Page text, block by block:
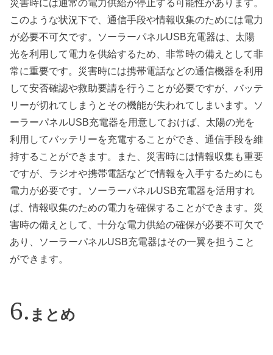
災害時には通常の電力供給が停止する可能性があります。
このような状況下で、通信手段や情報収集のためには電力
が必要不可欠です。ソーラーパネルUSB充電器は、太陽
光を利用して電力を供給するため、非常時の備えとして非
常に重要です。災害時には携帯電話などの通信機器を利用
して安否確認や救助要請を行うことが必要ですが、バッテ
リーが切れてしまうとその機能が失われてしまいます。ソ
ーラーパネルUSB充電器を用意しておけば、太陽の光を
利用してバッテリーを充電することができ、通信手段を維
持することができます。また、災害時には情報収集も重要
ですが、ラジオや携帯電話などで情報を入手するためにも
電力が必要です。ソーラーパネルUSB充電器を活用すれ
ば、情報収集のための電力を確保することができます。災
害時の備えとして、十分な電力供給の確保が必要不可欠で
あり、ソーラーパネルUSB充電器はその一翼を担うこと
ができます。
まとめ